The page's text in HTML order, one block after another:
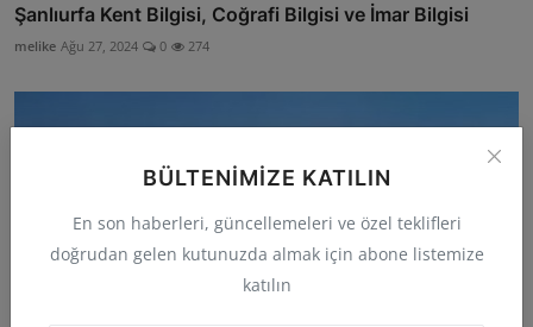
BÜLTENIMIZE KATILIN
En son haberleri, güncellemeleri ve özel teklifleri
doğrudan gelen kutunuzda almak için abone listemize
katılın
Şanlıurfa Kent Bilgisi, Coğrafi Bilgisi ve İmar Bilgisi
melike Ağu 27, 2024 0 274